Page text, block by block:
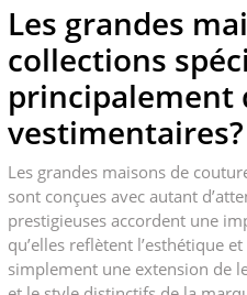
Les grandes
collections
principalement
vestimentaires?
Les grandes maisons de
sont conçues avec autant
prestigieuses accordent une
qu’elles reflètent l’esthétique
simplement une extension de